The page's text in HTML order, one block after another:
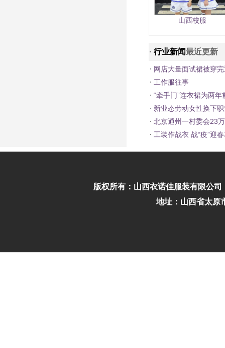
山西校服
· 行业新闻最近更新
· 网店大量面试裙被穿
· 工作服往事
· “牵手门”连衣裙为两
· 新业态劳动女性换下
· 北京通州一村委会23
· 工装作战衣 战“疫”迎
版权所有： 山西衣诺佳服装有限公司
地址：山西省太原